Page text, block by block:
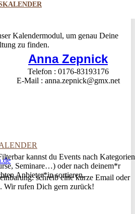
Kalendermodul, um genau Deine
zu finden.
kannst du Events nach Kategorien
Seminare…) oder nach deinem*r
Anbieter*in sortieren.
Anna Zepnick
Telefon
0176-83193176
E-Mail
anna.zepnick@gmx.net
schreib eine kurze Email oder
Wir rufen Dich gern zurück!